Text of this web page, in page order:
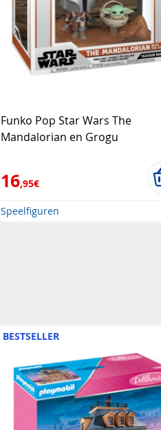
Funko Pop Star Wars The
Mandalorian en Grogu
16,95€
Speelfiguren
BESTSELLER